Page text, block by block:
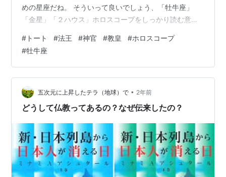
めの星座だね。 そういって良いでしょう、「牡牛座」
「金星」「２ハウス」ホロスコープをしっかり読む意味
の注意点って何だろう？ 牡牛座の頑固さというのは、自
分がやりたいこと、要するに「自分の価値観の実現」の
星座だということです、ですから、実現能力がない場合
理不尽に頑固に見えるわけです。 なるほど。 さらに「金
星」が「支配星」ですから、「天秤座」とのつながりが
強い、ということです。 「…
# トート #法王 #神官 #教皇 #ホロスコープ
#牡牛座
五次元に上昇したテラ（地球）で • 2年前
どうして仏教ってあるの？なぜ伝来したの？